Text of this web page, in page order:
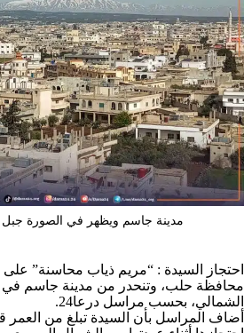
مدينة جاسم ويظهر في الصورة جبل
احتجاز السيدة : “مريم ذياب محاسنة”
محافظة حلب، وتنحدر من مدينة جاسم
الشمالي، بحسب مراسل درعا24.